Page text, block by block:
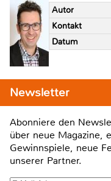
Autor
Kontakt
Datum
Newsletter
Abonniere den
über neue Magazine,
Gewinnspiele, neue
unserer Partner.